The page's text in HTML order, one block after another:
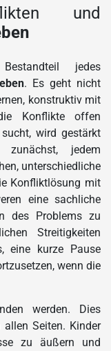
und
jedes
. Es geht nicht
konstruktiv mit
Konflikte offen
wird gestärkt
jedem
unterschiedliche
Konfliktlösung mit
eine sachliche
des Problems zu
Streitigkeiten
eine kurze Pause
wenn die
werden. Dies
Seiten. Kinder
zu äußern und